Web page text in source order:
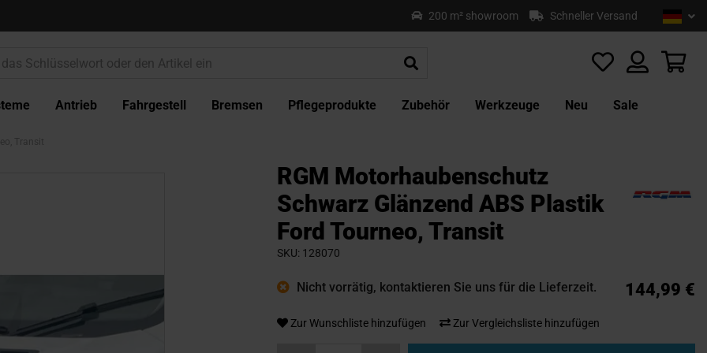
200 m² showroom Schneller Versand
Antrieb Fahrgestell Bremsen Pflegeprodukte Zubehör Werkzeuge Neu Sale
RGM Motorhaubenschutz
Schwarz Glänzend ABS Plastik
Ford Tourneo, Transit
SKU 128070
Nicht vorrätig, kontaktieren Sie uns für die Lieferzeit. 144,99 €
Zur Wunschliste hinzufügen Zur Vergleichsliste hinzufügen